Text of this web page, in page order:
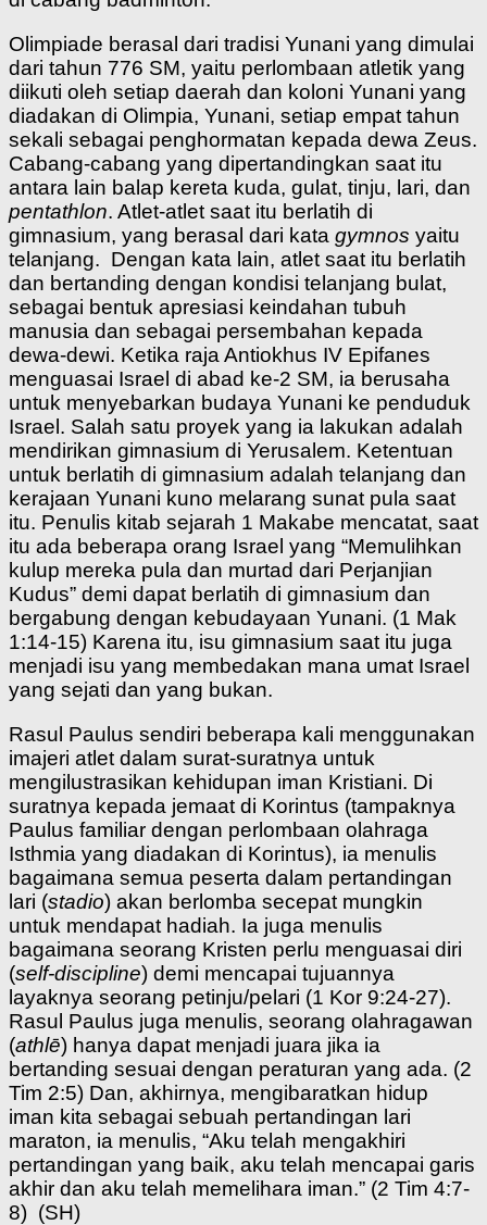
Olimpiade berasal dari tradisi Yunani yang dimulai
dari tahun 776 SM, yaitu perlombaan atletik yang
diikuti oleh setiap daerah dan koloni Yunani yang
diadakan di Olimpia, Yunani, setiap empat tahun
sekali sebagai penghormatan kepada dewa Zeus.
Cabang-cabang yang dipertandingkan saat itu
antara lain balap kereta kuda, gulat, tinju, lari, dan
pentathlon. Atlet-atlet saat itu berlatih di
gimnasium, yang berasal dari kata gymnos yaitu
telanjang. Dengan kata lain, atlet saat itu berlatih
dan bertanding dengan kondisi telanjang bulat,
sebagai bentuk apresiasi keindahan tubuh
manusia dan sebagai persembahan kepada
dewa-dewi. Ketika raja Antiokhus IV Epifanes
menguasai Israel di abad ke-2 SM, ia berusaha
untuk menyebarkan budaya Yunani ke penduduk
Israel. Salah satu proyek yang ia lakukan adalah
mendirikan gimnasium di Yerusalem. Ketentuan
untuk berlatih di gimnasium adalah telanjang dan
kerajaan Yunani kuno melarang sunat pula saat
itu. Penulis kitab sejarah 1 Makabe mencatat, saat
itu ada beberapa orang Israel yang “Memulihkan
kulup mereka pula dan murtad dari Perjanjian
Kudus” demi dapat berlatih di gimnasium dan
bergabung dengan kebudayaan Yunani. (1 Mak
1:14-15) Karena itu, isu gimnasium saat itu juga
menjadi isu yang membedakan mana umat Israel
yang sejati dan yang bukan.
Rasul Paulus sendiri beberapa kali menggunakan
imajeri atlet dalam surat-suratnya untuk
mengilustrasikan kehidupan iman Kristiani. Di
suratnya kepada jemaat di Korintus (tampaknya
Paulus familiar dengan perlombaan olahraga
Isthmia yang diadakan di Korintus), ia menulis
bagaimana semua peserta dalam pertandingan
lari (stadio) akan berlomba secepat mungkin
untuk mendapat hadiah. Ia juga menulis
bagaimana seorang Kristen perlu menguasai diri
(self-discipline) demi mencapai tujuannya
layaknya seorang petinju/pelari (1 Kor 9:24-27).
Rasul Paulus juga menulis, seorang olahragawan
(athlē) hanya dapat menjadi juara jika ia
bertanding sesuai dengan peraturan yang ada. (2
Tim 2:5) Dan, akhirnya, mengibaratkan hidup
iman kita sebagai sebuah pertandingan lari
maraton, ia menulis, “Aku telah mengakhiri
pertandingan yang baik, aku telah mencapai garis
akhir dan aku telah memelihara iman.” (2 Tim 4:7-
8) (SH)